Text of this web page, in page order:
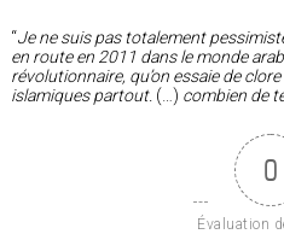
“Je ne suis pas totalement
en route en 2011 dans le monde
révolutionnaire, qu’on essaie de
islamiques partout. (…) combien de
0
Évaluation